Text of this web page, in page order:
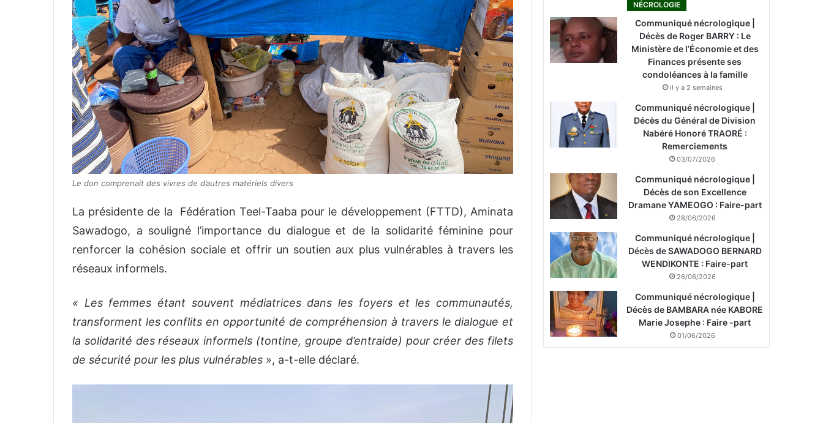
Le don comprenait des vivres de d’autres matériels divers
La présidente de la Fédération Teel-Taaba pour le développement (FTTD), Aminata
Sawadogo, a souligné l’importance du dialogue et de la solidarité féminine pour
renforcer la cohésion sociale et offrir un soutien aux plus vulnérables à travers les
réseaux informels.
« Les femmes étant souvent médiatrices dans les foyers et les communautés,
transforment les conflits en opportunité de compréhension à travers le dialogue et
la solidarité des réseaux informels (tontine, groupe d’entraide) pour créer des filets
de sécurité pour les plus vulnérables », a-t-elle déclaré.
NÉCROLOGIE
Communiqué nécrologique |
Décès de Roger BARRY : Le
Ministère de l’Économie et des
Finances présente ses
condoléances à la famille
il y a 2 semaines
Communiqué nécrologique |
Décès du Général de Division
Nabéré Honoré TRAORÉ :
Remerciements
03/07/2026
Communiqué nécrologique |
Décès de son Excellence
Dramane YAMEOGO : Faire-part
28/06/2026
Communiqué nécrologique |
Décès de SAWADOGO BERNARD
WENDIKONTE : Faire-part
26/06/2026
Communiqué nécrologique |
Décès de BAMBARA née KABORE
Marie Josephe : Faire -part
01/06/2026